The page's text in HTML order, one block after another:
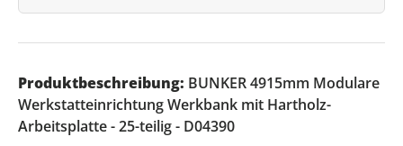
Produktbeschreibung: BUNKER 4915mm Modulare
Werkstatteinrichtung Werkbank mit Hartholz-
Arbeitsplatte - 25-teilig - D04390